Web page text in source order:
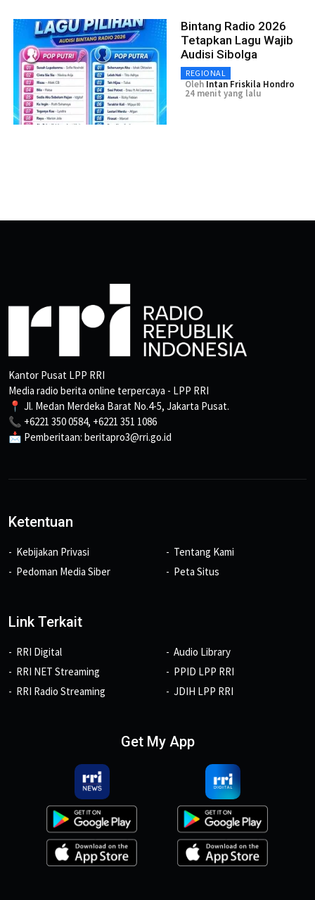
Bintang Radio 2026
Tetapkan Lagu Wajib
Audisi Sibolga
REGIONAL
Oleh Intan Friskila Hondro
24 menit yang lalu
Kantor Pusat LPP RRI
Media radio berita online terpercaya - LPP RRI
📍 Jl. Medan Merdeka Barat No.4-5, Jakarta Pusat.
📞 +6221 350 0584, +6221 351 1086
📩 Pemberitaan: beritapro3@rri.go.id
Ketentuan
Kebijakan Privasi
Pedoman Media Siber
Tentang Kami
Peta Situs
Link Terkait
RRI Digital
RRI NET Streaming
RRI Radio Streaming
Audio Library
PPID LPP RRI
JDIH LPP RRI
Get My App